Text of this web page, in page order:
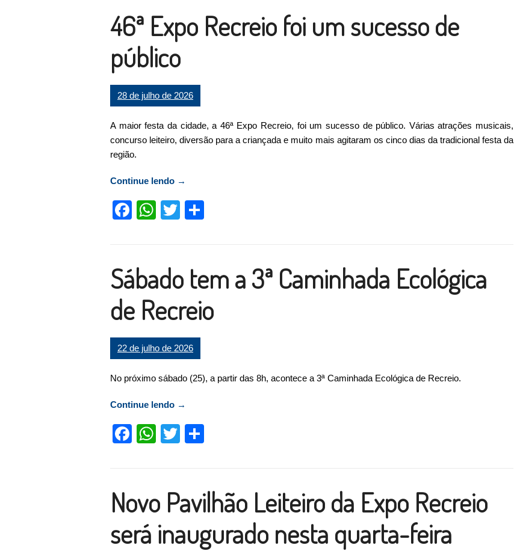
46ª Expo Recreio foi um sucesso de
público
28 de julho de 2026
A maior festa da cidade, a 46ª Expo Recreio, foi um sucesso de público. Várias atrações musicais,
concurso leiteiro, diversão para a criançada e muito mais agitaram os cinco dias da tradicional festa da
região.
Continue lendo “46ª Expo Recreio foi um sucesso de público”
→
Facebook
WhatsApp
Twitter
Sábado tem a 3ª Caminhada Ecológica
de Recreio
22 de julho de 2026
No próximo sábado (25), a partir das 8h, acontece a 3ª Caminhada Ecológica de Recreio.
Continue lendo “Sábado tem a 3ª Caminhada Ecológica de Recreio”
→
Facebook
WhatsApp
Twitter
Novo Pavilhão Leiteiro da Expo Recreio
será inaugurado nesta quarta-feira